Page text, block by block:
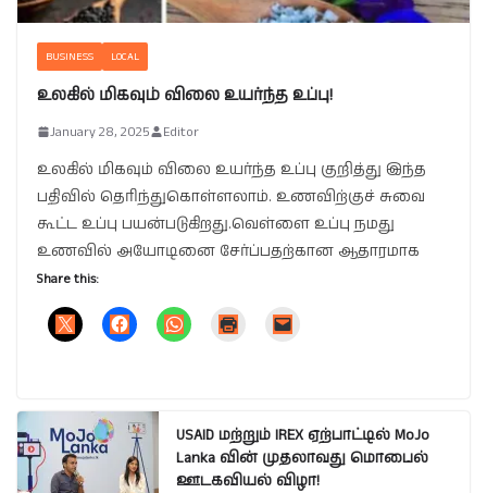
BUSINESS LOCAL
உலகில் மிகவும் விலை உயர்ந்த உப்பு!
January 28, 2025 Editor
உலகில் மிகவும் விலை உயர்ந்த உப்பு குறித்து இந்த
பதிவில் தெரிந்துகொள்ளலாம். உணவிற்குச் சுவை
கூட்ட உப்பு பயன்படுகிறது.வெள்ளை உப்பு நமது
உணவில் அயோடினை சேர்ப்பதற்கான ஆதாரமாக
Share this:
USAID மற்றும் IREX ஏற்பாட்டில் MoJo
Lanka வின் முதலாவது மொபைல்
ஊடகவியல் விழா!